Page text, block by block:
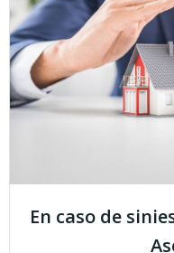
En caso de